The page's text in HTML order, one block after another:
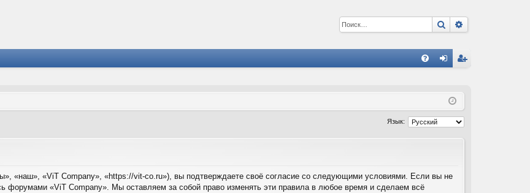
Поиск
ис
Язык:
«наш», «ViT Company», «https://vit-co.ru»), вы подтверждаете своё согласие со следующими условиями. Если вы не
форумами «ViT Company». Мы оставляем за собой право изменять эти правила в любое время и сделаем всё